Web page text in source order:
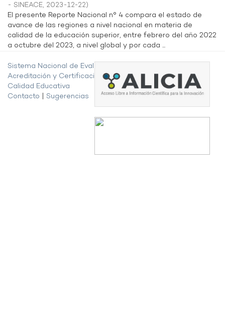
- SINEACE, 2023-12-22)
El presente Reporte Nacional n° 4 compara el estado de
avance de las regiones a nivel nacional en materia de
calidad de la educación superior, entre febrero del año 2022
a octubre del 2023, a nivel global y por cada ...
Sistema Nacional de Evaluación,
Acreditación y Certificación de la
Calidad Educativa
Contacto
Sugerencias